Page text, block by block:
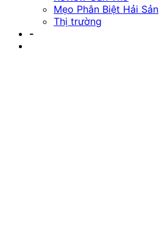
Mẹo Phân Biệt Hải Sản
Thị trường
-